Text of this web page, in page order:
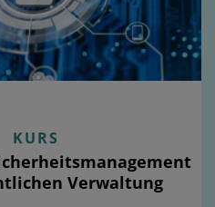
KURS
Verwaltung